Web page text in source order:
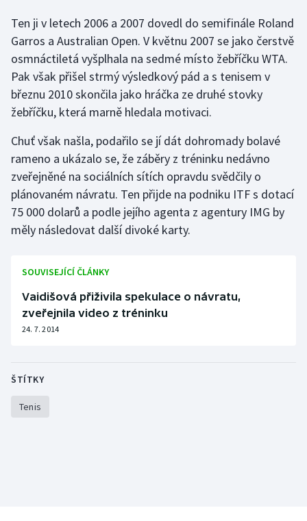
Golf
Gymnastika
Házená
Jezdectví
Judo
Krasobruslení
Lyže a snowboard
Moderní pětiboj
Olympijské hry
Parasport
Ten ji v letech 2006 a 2007 dovedl do semifinále Roland
Garros a Australian Open. V květnu 2007 se jako čerstvě
osmnáctiletá vyšplhala na sedmé místo žebříčku WTA.
Pak však přišel strmý výsledkový pád a s tenisem v
březnu 2010 skončila jako hráčka ze druhé stovky
žebříčku, která marně hledala motivaci.
Chuť však našla, podařilo se jí dát dohromady bolavé
rameno a ukázalo se, že záběry z tréninku nedávno
zveřejněné na sociálních sítích opravdu svědčily o
plánovaném návratu. Ten přijde na podniku ITF s dotací
75 000 dolarů a podle jejího agenta z agentury IMG by
měly následovat další divoké karty.
SOUVISEJÍCÍ ČLÁNKY
Vaidišová přiživila spekulace o návratu,
zveřejnila video z tréninku
24. 7. 2014
ŠTÍTKY
Tenis